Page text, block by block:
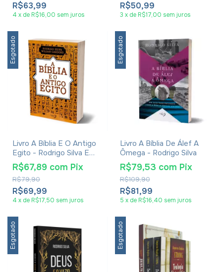
R$63,99
4 x de R$16,00 sem juros
R$50,99
3 x de R$17,00 sem juros
Esgotado
Livro A Bíblia E O Antigo
Egito - Rodrigo Silva E
Wiliam Cardoso
R$69,99
R$79,90
R$67,89 com Pix
4 x de R$17,50 sem juros
Esgotado
Livro A Bíblia De Álef A
Ômega - Rodrigo Silva
R$81,99
R$109,90
R$79,53 com Pix
5 x de R$16,40 sem juros
Esgotado Esgotado